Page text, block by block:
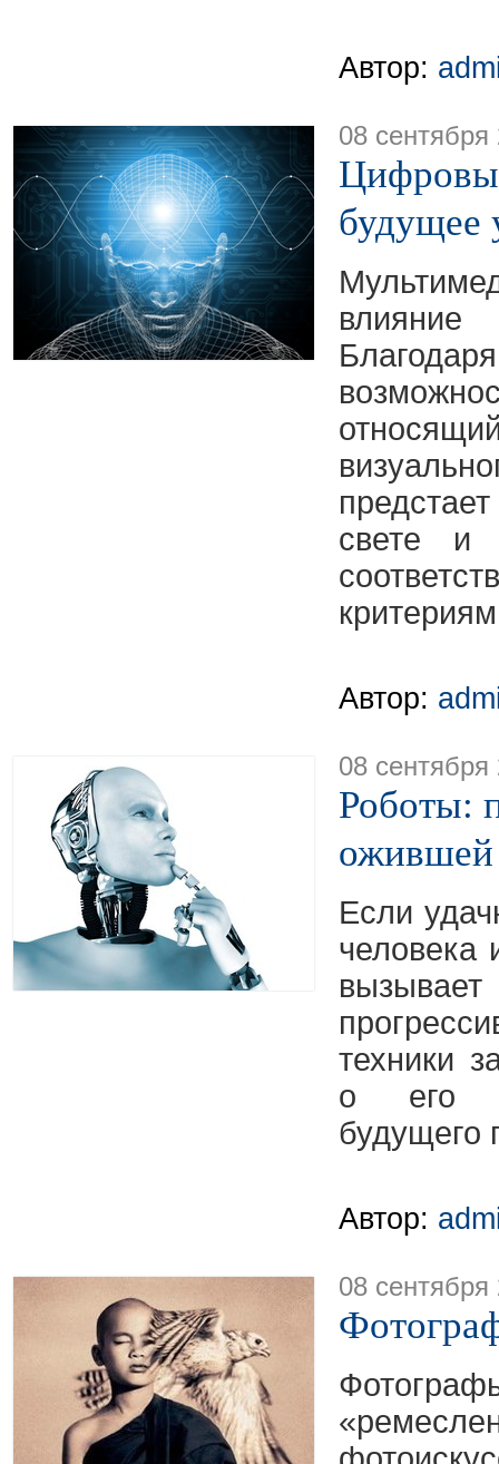
Автор:
08 сентября
будущее
свете и
Автор:
08 сентября
Роботы:
ожившей
Если
человека
техники
о его
будущего
Автор:
08 сентября